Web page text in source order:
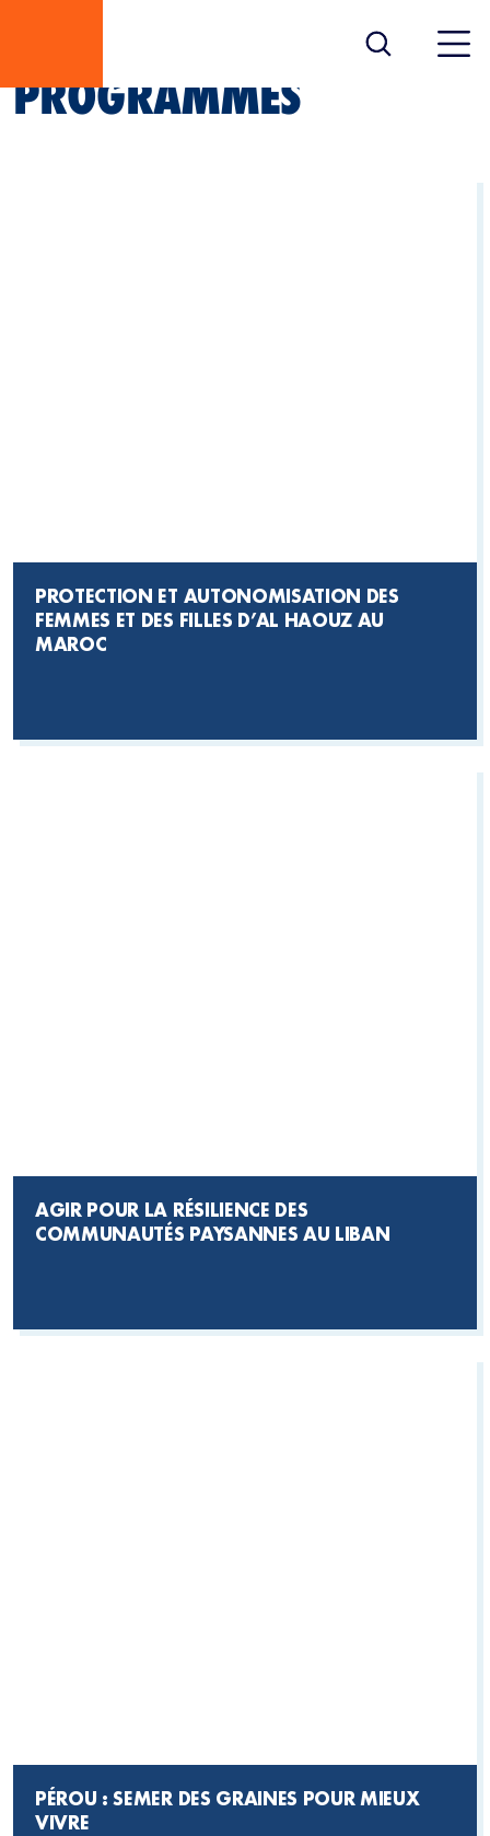
PROGRAMMES
PROTECTION ET AUTONOMISATION DES
FEMMES ET DES FILLES D’AL HAOUZ AU
MAROC
AGIR POUR LA RÉSILIENCE DES
COMMUNAUTÉS PAYSANNES AU LIBAN
PÉROU : SEMER DES GRAINES POUR MIEUX
VIVRE